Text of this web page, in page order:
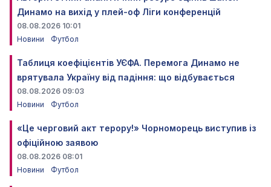
Динамо на вихід у плей-оф Ліги конференцій
08.08.2026 10:01
Новини
Футбол
Таблиця коефіцієнтів УЄФА. Перемога Динамо не
врятувала Україну від падіння: що відбувається
08.08.2026 09:03
Новини
Футбол
«Це черговий акт терору!» Чорноморець виступив із
офіційною заявою
08.08.2026 08:01
Новини
Футбол